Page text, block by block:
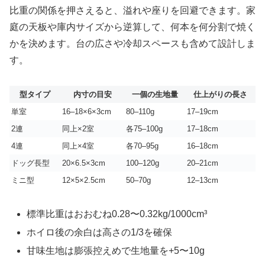
比重の関係を押さえると、溢れや座りを回避できます。家
庭の天板や庫内サイズから逆算して、何本を何分割で焼く
かを決めます。台の広さや冷却スペースも含めて設計しま
す。
型タイプ 内寸の目安 一個の生地量
仕上がりの長さ
単室
16–18×6×3cm 80–110g
17–19cm
2連
同上×2室 各75–100g
17–18cm
4連
同上×4室 各70–95g
16–18cm
ドッグ長型
20×6.5×3cm 100–120g
20–21cm
ミニ型
12×5×2.5cm 50–70g 12–13cm
標準比重はおおむね0.28〜0.32kg/1000cm³
ホイロ後の余白は高さの1/3を確保
甘味生地は膨張控えめで生地量を+5〜10g